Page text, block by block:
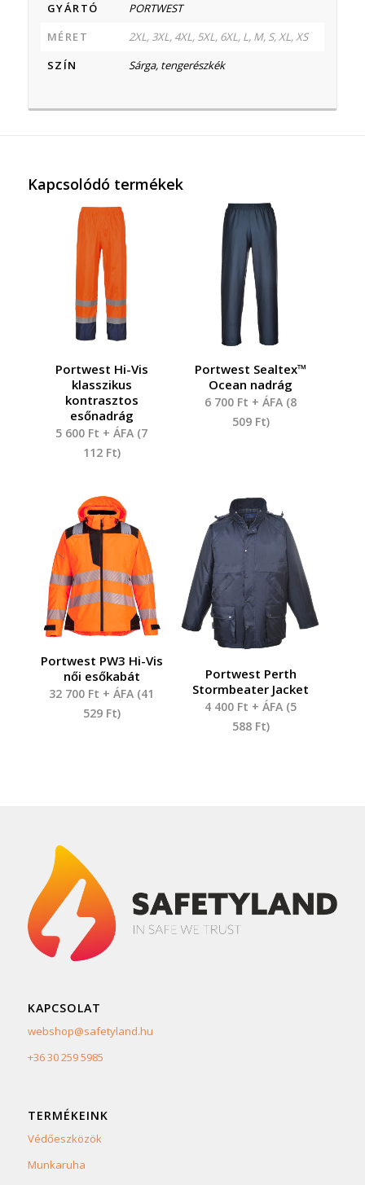
GYÁRTÓ
PORTWEST
MÉRET
2XL, 3XL, 4XL, 5XL, 6XL, L, M, S, XL, XS
SZÍN
Sárga, tengerészkék
Kapcsolódó termékek
Portwest Hi-Vis
klasszikus
kontrasztos
esőnadrág
5 600 Ft + ÁFA (7
112 Ft)
Portwest Sealtex™
Ocean nadrág
6 700 Ft + ÁFA (8
509 Ft)
Portwest PW3 Hi-Vis
női esőkabát
32 700 Ft + ÁFA (41
529 Ft)
Portwest Perth
Stormbeater Jacket
4 400 Ft + ÁFA (5
588 Ft)
KAPCSOLAT
webshop@safetyland.hu
+36 30 259 5985
TERMÉKEINK
Védőeszközök
Munkaruha